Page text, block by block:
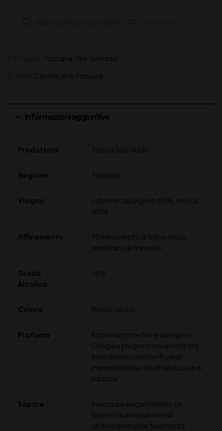
Toscana Vini Vini rossi
Cantine vino Toscane
Informazioni aggiuntive
Produttore Tenuta San Guido
Regione Toscana
Vitigno
cabernet sauvignon 60%, merlot
40%
Affinamento
15 mesi in botti di legno misto
americano e francese
Grado
Alcolico
14%
Colore Rosso rubino
Profumo
Estremamente fine e variegato.
Ciliegia e prugna sono le note che
introducono sentori floreali
impreziositi da toni di tabacco e di
liquirizia
Sapore
In bocca è elegantissimo, un
tannino mai invadente ed
un'insospettabile freschezza